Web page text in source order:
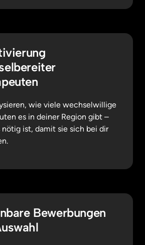
wie viele wechselwillige
es in deiner Region gibt –
nötig ist, damit sie sich bei dir
Bewerbungen